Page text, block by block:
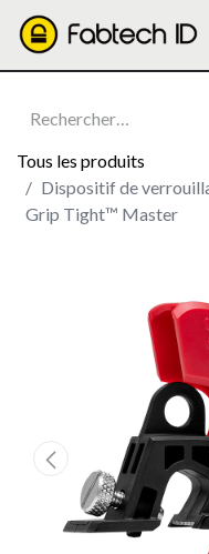
Tous les produits
Dispositif de
Grip Tight™ Master